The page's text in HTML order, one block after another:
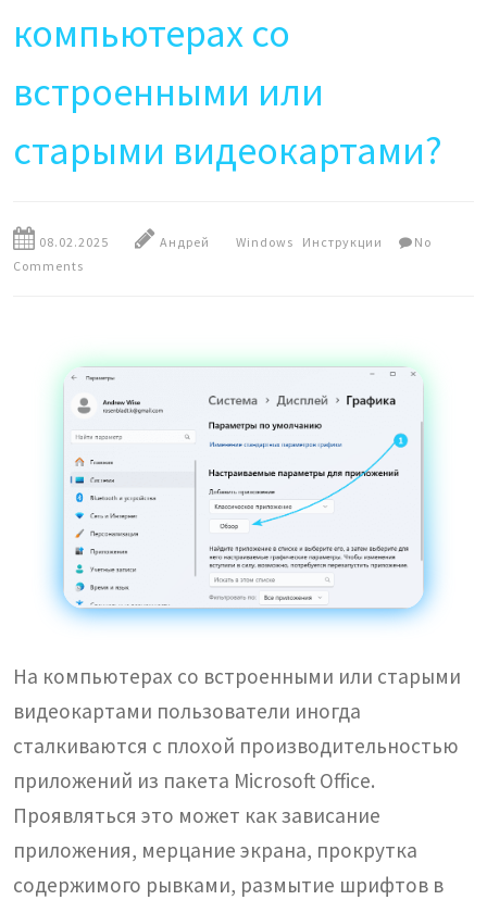
компьютерах со
встроенными или
старыми видеокартами?
08.02.2025 Андрей Windows Инструкции
No
Comments
На компьютерах со встроенными или старыми
видеокартами пользователи иногда
сталкиваются с плохой производительностью
приложений из пакета Microsoft Office.
Проявляться это может как зависание
приложения, мерцание экрана, прокрутка
содержимого рывками, размытие шрифтов в